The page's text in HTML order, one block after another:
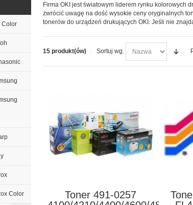
Firma OKI jest światowym liderem rynku kolorowych
zwrócić uwagę na dość wysokie ceny oryginalnych
tonerów do urządzeń drukujących OKI. Jeśli nie
15 produkt(ów) Sortuj wg.
Toner 491-0257
Color
Color